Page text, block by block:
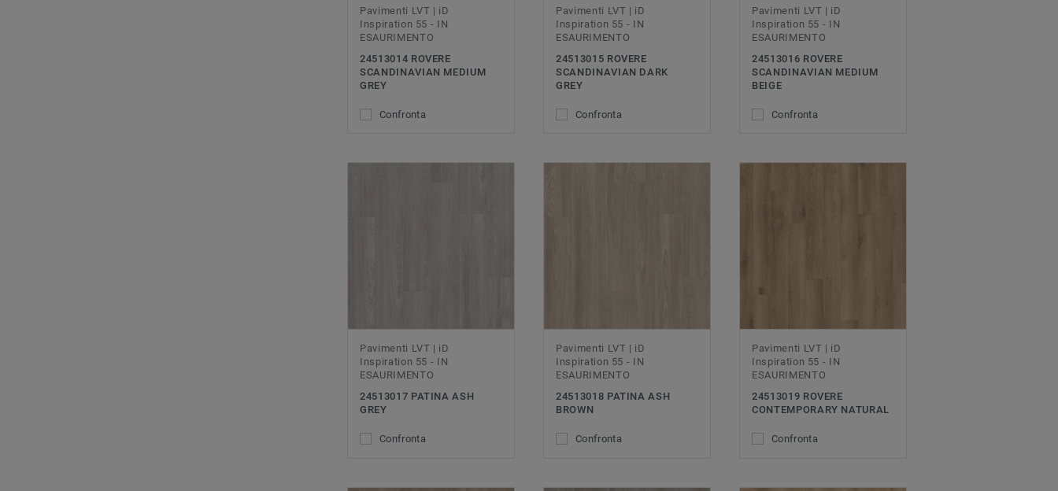
Pavimenti LVT | iD
Inspiration 55 - IN
ESAURIMENTO
24513014 ROVERE
SCANDINAVIAN MEDIUM
GREY
Confronta
Pavimenti LVT | iD
Inspiration 55 - IN
ESAURIMENTO
24513015 ROVERE
SCANDINAVIAN DARK
GREY
Confronta
Pavimenti LVT | iD
Inspiration 55 - IN
ESAURIMENTO
24513016 ROVERE
SCANDINAVIAN MEDIUM
BEIGE
Confronta
Pavimenti LVT | iD
Inspiration 55 - IN
ESAURIMENTO
24513017 PATINA ASH
GREY
Confronta
Pavimenti LVT | iD
Inspiration 55 - IN
ESAURIMENTO
24513018 PATINA ASH
BROWN
Confronta
Pavimenti LVT | iD
Inspiration 55 - IN
ESAURIMENTO
24513019 ROVERE
CONTEMPORARY NATURAL
Confronta